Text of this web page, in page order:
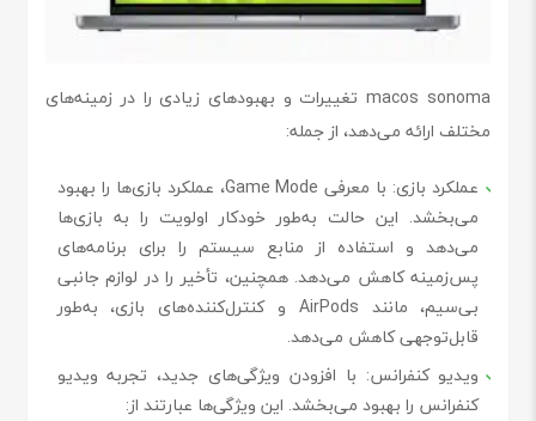
macos sonoma تغییرات و بهبودهای زیادی را در زمینه‌های
مختلف ارائه می‌دهد، از جمله:
عملکرد بازی
: با معرفی Game Mode، عملکرد بازی‌ها را بهبود
می‌بخشد. این حالت به‌طور خودکار اولویت را به بازی‌ها
می‌دهد و استفاده از منابع سیستم را برای برنامه‌های
پس‌زمینه کاهش می‌دهد. همچنین، تأخیر را در لوازم جانبی
بی‌سیم، مانند AirPods و کنترل‌کننده‌های بازی، به‌طور
قابل‌توجهی کاهش می‌دهد.
ویدیو کنفرانس: با افزودن ویژگی‌های جدید، تجربه ویدیو
کنفرانس را بهبود می‌بخشد. این ویژگی‌ها عبارتند از: